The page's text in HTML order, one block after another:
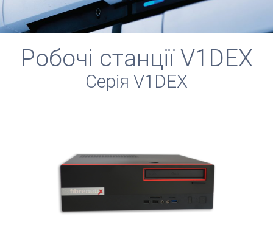
Робочі станції V1DEX
Серія V1DEX